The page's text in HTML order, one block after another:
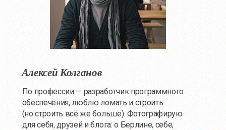
Алексей Колганов
По профессии — разработчик программного
обеспечения, люблю ломать и строить
(но строить всё же больше). Фотографирую
для себя, друзей и блога: о Берлине, себе,